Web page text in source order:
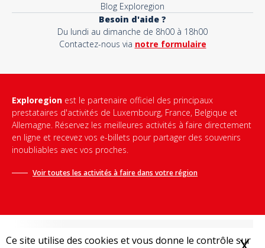
Ce site utilise des cookies et vous donne le contrôle sur
Blog Exploregion
Besoin d'aide ?
Du lundi au dimanche de 8h00 à 18h00
Contactez-nous via notre formulaire
Exploregion est le partenaire officiel des principaux
prestataires d'activités de Luxembourg, France, Belgique et
Allemagne. Réservez les meilleures activités à faire directement
en ligne et recevez vos e-billets pour partager des souvenirs
inoubliables avec vos proches.
Voir toutes les activités à faire dans votre région